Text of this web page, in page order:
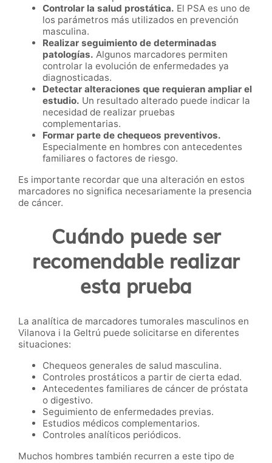
Controlar la salud prostática. El PSA es uno de
los parámetros más utilizados en prevención
masculina.
Realizar seguimiento de determinadas
patologías. Algunos marcadores permiten
controlar la evolución de enfermedades ya
diagnosticadas.
Detectar alteraciones que requieran ampliar el
estudio. Un resultado alterado puede indicar la
necesidad de realizar pruebas
complementarias.
Formar parte de chequeos preventivos.
Especialmente en hombres con antecedentes
familiares o factores de riesgo.
Es importante recordar que una alteración en estos
marcadores no significa necesariamente la presencia
de cáncer.
Cuándo puede ser
recomendable realizar
esta prueba
La analítica de marcadores tumorales masculinos en
Vilanova i la Geltrú puede solicitarse en diferentes
situaciones:
Chequeos generales de salud masculina.
Controles prostáticos a partir de cierta edad.
Antecedentes familiares de cáncer de próstata
o digestivo.
Seguimiento de enfermedades previas.
Estudios médicos complementarios.
Controles analíticos periódicos.
Muchos hombres también recurren a este tipo de